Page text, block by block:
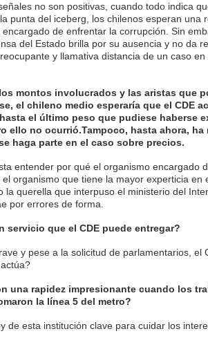
no son positivas, cuando todo indica
punta del iceberg, los chilenos esperan una
de enfrentar la corrupción. Sin
del Estado brilla por su ausencia y no da
y llamativa distancia de un caso en
montos involucrados y las aristas que
el chileno medio esperaría que el CDE
el último peso que pudiese haberse
ello no ocurrió.Tampoco, hasta ahora, ha
haga parte en el caso sobre precios.
entender por qué el organismo encargado
organismo que tiene la mayor experticia en
la querella que interpuso el ministerio del
por errores de forma.
servicio que el CDE puede entregar?
y pese a la solicitud de parlamentarios, el
una rapidez impresionante cuando los
la línea 5 del metro?
de esta institución clave para cuidar los